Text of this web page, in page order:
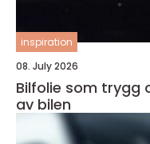
inspiration
08. July 2026
Bilfolie som trygg
av bilen